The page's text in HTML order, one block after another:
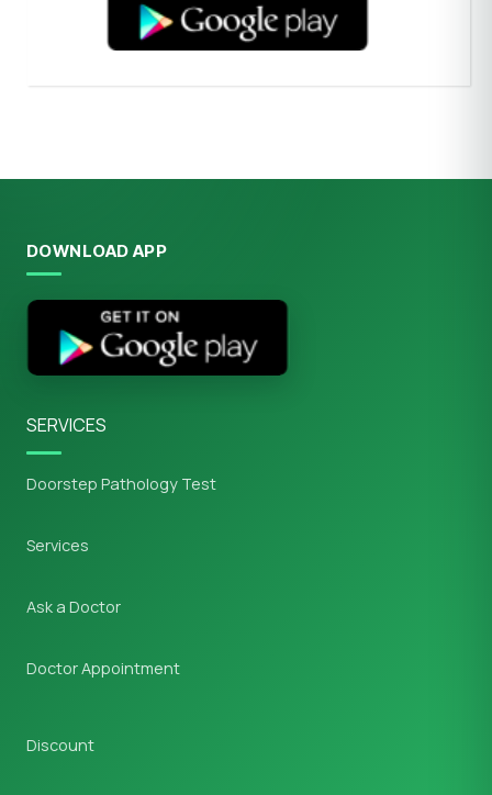
DOWNLOAD APP
SERVICES
Doorstep Pathology Test
Services
Ask a Doctor
Doctor Appointment
Discount